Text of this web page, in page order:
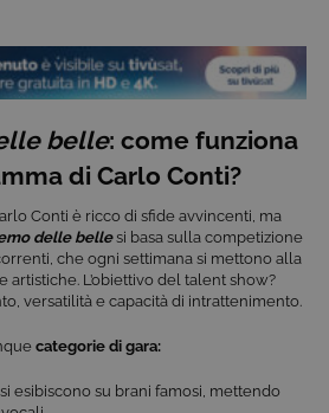
belle: come funziona
di Carlo Conti?
Conti è ricco di sfide avvincenti, ma
delle bellesi basa sulla competizione
che ogni settimana si mettono alla
artistiche. L’obiettivo del talent show?
versatilità e capacità di intrattenimento.
categorie di gara:
esibiscono su brani famosi, mettendo